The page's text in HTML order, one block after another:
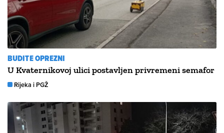
BUDITE OPREZNI
U Kvaternikovoj ulici postavljen privremeni semafor
Rijeka i PGŽ